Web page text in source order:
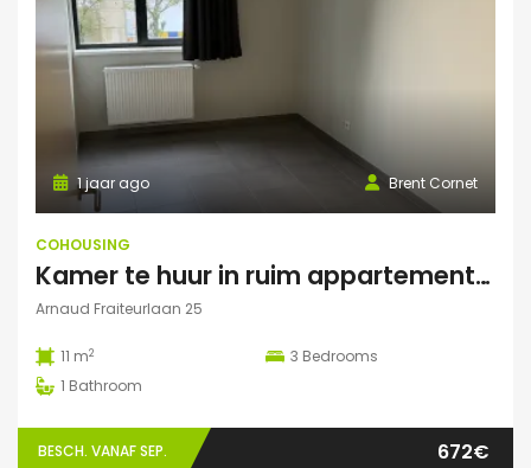
Brent Cornet
1 jaar ago
COHOUSING
Kamer te huur in ruim appartement (Elsene)
Arnaud Fraiteurlaan 25
11 m2 3 Bedrooms
1 Bathroom
BESCH. VANAF SEP. 672€